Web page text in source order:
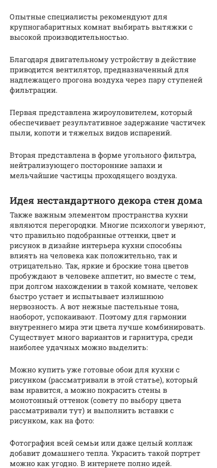
Опытные специалисты рекомендуют для
крупногабаритных комнат выбирать вытяжки с
высокой производительностью.
Благодаря двигательному устройству в действие
приводится вентилятор, предназначенный для
надлежащего прогона воздуха через пару ступеней
фильтрации.
Первая представлена жироуловителем, который
обеспечивает результативное задержание частичек
пыли, копоти и тяжелых видов испарений.
Вторая представлена в форме угольного фильтра,
нейтрализующего посторонние запахи и
мельчайшие частицы проходящего воздуха.
Идея нестандартного декора стен дома
Также важным элементом пространства кухни
являются перегородки. Многие психологи уверяют,
что правильно подобранные оттенки, цвет и
рисунок в дизайне интерьера кухни способны
влиять на человека как положительно, так и
отрицательно. Так, яркие и броские тона цветов
пробуждают в человеке аппетит, но вместе с тем,
при долгом нахождении в такой комнате, человек
быстро устает и испытывает излишнюю
нервозность. А вот нежные пастельные тона,
наоборот, успокаивают. Поэтому для гармонии
внутреннего мира эти цвета лучше комбинировать.
Существует много вариантов и гарнитура, среди
наиболее удачных можно выделить:
Можно купить уже готовые обои для кухни с
рисунком (рассматривали в этой статье), который
вам нравится, а можно покрасить стены в
монотонный оттенок (совету по выбору цвета
рассматривали тут) и выполнить вставки с
рисунком, как на фото:
Фотография всей семьи или даже целый коллаж
добавит домашнего тепла. Украсить такой портрет
можно как угодно. В интернете полно идей.